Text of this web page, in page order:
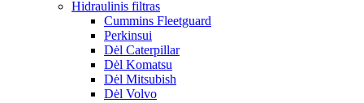
Hidraulinis filtras
Cummins Fleetguard
Perkinsui
Dėl Caterpillar
Dėl Komatsu
Dėl Mitsubish
Dėl Volvo